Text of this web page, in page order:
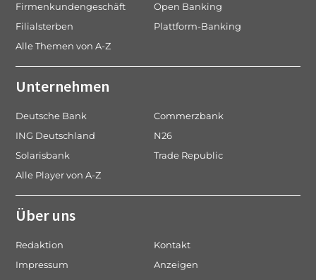
Firmenkundengeschäft
Open Banking
Filialsterben
Plattform-Banking
Alle Themen von A-Z
Unternehmen
Deutsche Bank
Commerzbank
ING Deutschland
N26
Solarisbank
Trade Republic
Alle Player von A-Z
Über uns
Redaktion
Kontakt
Impressum
Anzeigen